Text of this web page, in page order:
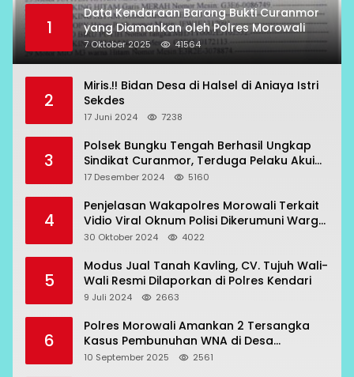
1
Data Kendaraan Barang Bukti Curanmor
yang Diamankan oleh Polres Morowali
7 Oktober 2025 41564
2
Miris.!! Bidan Desa di Halsel di Aniaya Istri
Sekdes
17 Juni 2024 7238
3
Polsek Bungku Tengah Berhasil Ungkap
Sindikat Curanmor, Terduga Pelaku Akui
Beraksi di 7 Lokasi
17 Desember 2024 5160
4
Penjelasan Wakapolres Morowali Terkait
Vidio Viral Oknum Polisi Dikerumuni Warga
Bahodopi
30 Oktober 2024 4022
5
Modus Jual Tanah Kavling, CV. Tujuh Wali-
Wali Resmi Dilaporkan di Polres Kendari
9 Juli 2024 2663
6
Polres Morowali Amankan 2 Tersangka
Kasus Pembunuhan WNA di Desa
Topogaro
10 September 2025 2561